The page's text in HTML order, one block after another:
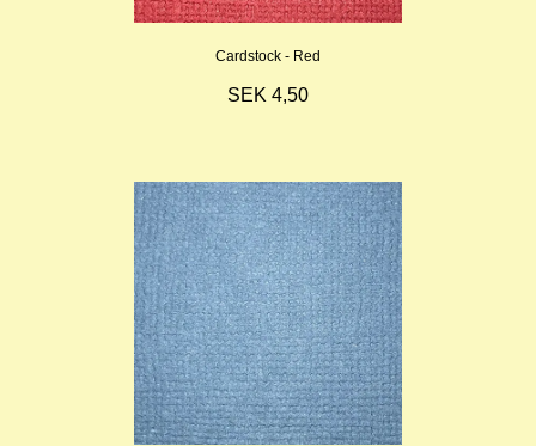
Cardstock - Red
SEK 4,50